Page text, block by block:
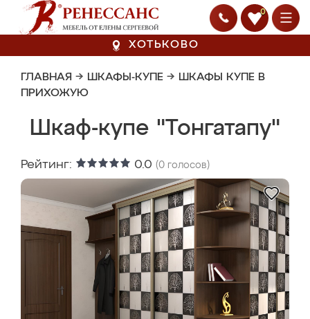
0
ХОТЬКОВО
ГЛАВНАЯ → ШКАФЫ-КУПЕ → ШКАФЫ КУПЕ В
ПРИХОЖУЮ
Шкаф-купе "Тонгатапу"
Рейтинг: 0.0 (0 голосов)